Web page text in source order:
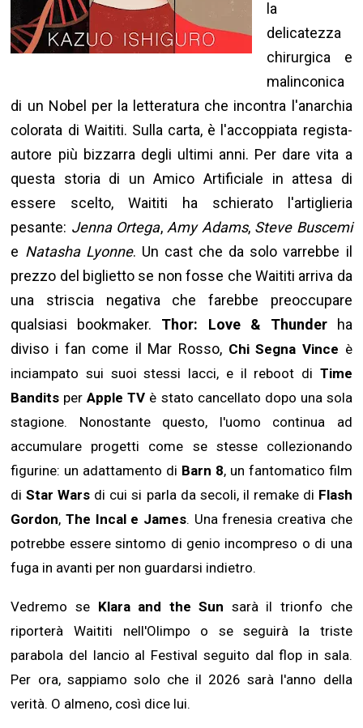
la
delicatezza
chirurgica e
malinconica
di un Nobel per la letteratura che incontra l'anarchia
colorata di Waititi. Sulla carta, è l'accoppiata regista-
autore più bizzarra degli ultimi anni. Per dare vita a
questa storia di un Amico Artificiale in attesa di
essere scelto, Waititi ha schierato l'artiglieria
pesante: Jenna Ortega, Amy Adams, Steve Buscemi
e Natasha Lyonne. Un cast che da solo varrebbe il
prezzo del biglietto se non fosse che Waititi arriva da
una striscia negativa che farebbe preoccupare
qualsiasi bookmaker. Thor: Love & Thunderha
diviso i fan come il Mar Rosso, Chi Segna Vince è
inciampato sui suoi stessi lacci, e il reboot di Time
Bandits perApple TV è stato cancellato dopo una sola
stagione. Nonostante questo, l'uomo continua ad
accumulare progetti come se stesse collezionando
figurine: un adattamento di Barn 8, un fantomatico film
diStar Wars di cui si parla da secoli, il remake di Flash
Gordon,The Incal e James. Una frenesia creativa che
potrebbe essere sintomo di genio incompreso o di una
fuga in avanti per non guardarsi indietro.
Vedremo se Klara and the Sun sarà il trionfo che
riporterà Waititi nell'Olimpo o se seguirà la triste
parabola del lancio al Festival seguito dal flop in sala.
Per ora, sappiamo solo che il 2026 sarà l'anno della
verità. O almeno, così dice lui.